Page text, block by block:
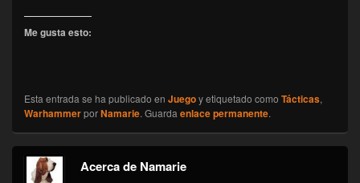
Me gusta esto:
Esta entrada se ha publicado en Juegoy etiquetado como Tácticas,
WarhammerporNamarie. Guarda enlace permanente.
Acerca de Namarie